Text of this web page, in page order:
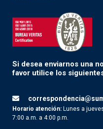
Si desea enviarnos una
favor utilice los
Horario atención: Lunes a
7:00 a.m. a 4:00 p.m.